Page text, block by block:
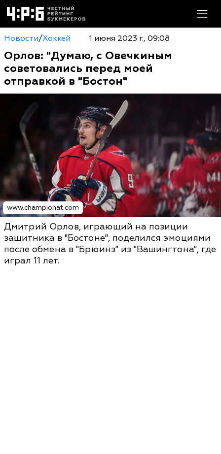
Новости/Хоккей 1 июня 2023 г., 09:08
Орлов: "Думаю, с Овечкиным
советовались перед моей
отправкой в "Бостон"
www.championat.com
Дмитрий Орлов, играющий на позиции
защитника в "Бостоне", поделился эмоциями
после обмена в "Брюинз" из "Вашингтона", где
играл 11 лет.